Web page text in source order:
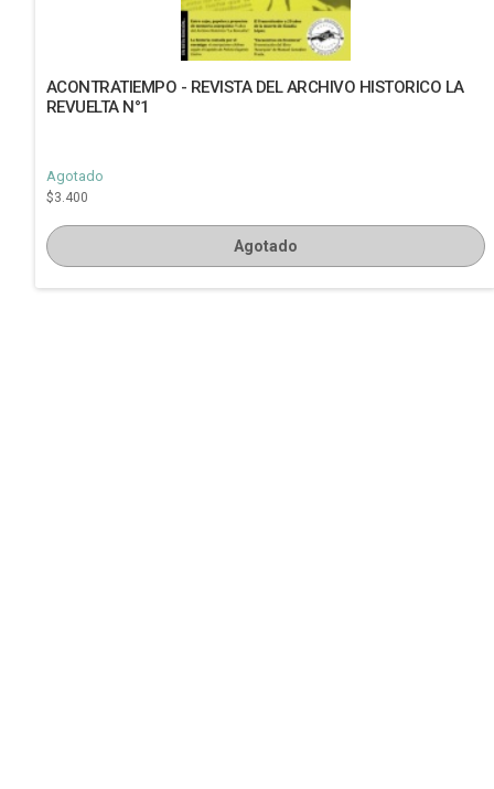
ACONTRATIEMPO - REVISTA DEL ARCHIVO HISTORICO LA
REVUELTA N°1
Agotado
$3.400
Agotado